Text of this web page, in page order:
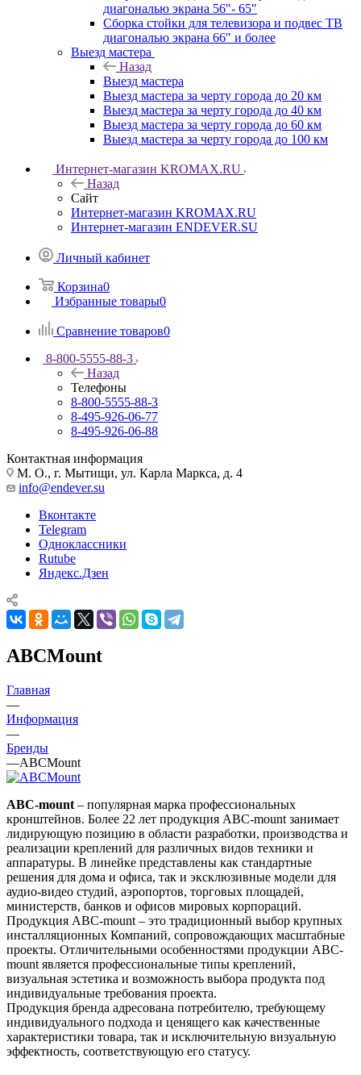
диагональю экрана 56"- 65"
Сборка стойки для телевизора и подвес ТВ
диагональю экрана 66" и более
Выезд мастера
Назад
Выезд мастера
Выезд мастера за черту города до 20 км
Выезд мастера за черту города до 40 км
Выезд мастера за черту города до 60 км
Выезд мастера за черту города до 100 км
Интернет-магазин KROMAX.RU
Назад
Сайт
Интернет-магазин KROMAX.RU
Интернет-магазин ENDEVER.SU
Личный кабинет
Корзина0
Избранные товары0
Сравнение товаров0
8-800-5555-88-3
Назад
Телефоны
8-800-5555-88-3
8-495-926-06-77
8-495-926-06-88
Контактная информация
М. О., г. Мытищи, ул. Карла Маркса, д. 4
info@endever.su
Вконтакте
Telegram
Одноклассники
Rutube
Яндекс.Дзен
ABCMount
Главная
—
Информация
—
Бренды
—ABCMount
ABC-mount – популярная марка профессиональных
кронштейнов. Более 22 лет продукция ABC-mount занимает
лидирующую позицию в области разработки, производства и
реализации креплений для различных видов техники и
аппаратуры. В линейке представлены как стандартные
решения для дома и офиса, так и эксклюзивные модели для
аудио-видео студий, аэропортов, торговых площадей,
министерств, банков и офисов мировых корпораций.
Продукция ABC-mount – это традиционный выбор крупных
инсталляционных Компаний, сопровождающих масштабные
проекты. Отличительными особенностями продукции ABC-
mount является профессиональные типы креплений,
визуальная эстетика и возможность выбора продукта под
индивидуальные требования проекта.
Продукция бренда адресована потребителю, требующему
индивидуального подхода и ценящего как качественные
характеристики товара, так и исключительную визуальную
эффектность, соответствующую его статусу.